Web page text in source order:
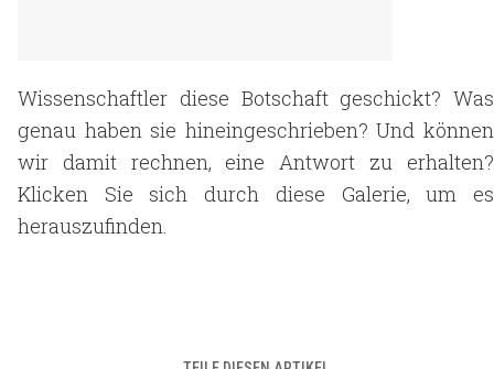
Wissenschaftler diese Botschaft geschickt? Was
genau haben sie hineingeschrieben? Und können
wir damit rechnen, eine Antwort zu erhalten?
Klicken Sie sich durch diese Galerie, um es
herauszufinden.